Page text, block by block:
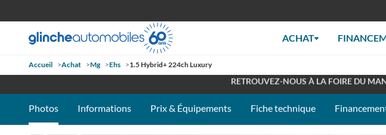
ACHAT
Accueil >Achat >Mg >Ehs >1.5 Hybrid+ 224ch Luxury
RETROUVEZ-NOUS À LA FOIRE DU
Photos Informations Prix & Équipements Fiche technique